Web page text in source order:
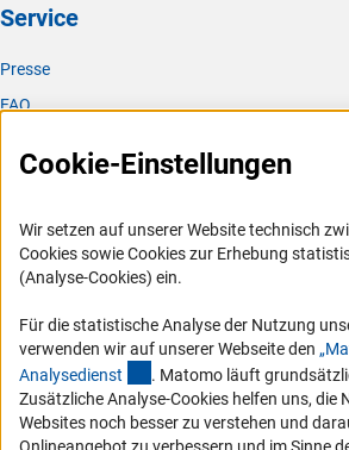
Service
Presse
FAQ
Logo und Corporate Design
Compliance
Vergabeverfahren
Barrierefreiheit
Service und Informationen für Menschen mit
Erklärung zur Barrierefreiheit
Barriere melden
Cookie-Einstellungen
Wir setzen auf unserer Website technisch
Cookies sowie Cookies zur Erhebung
(Analyse-Cookies) ein.
Für die statistische Analyse der Nutzung
verwenden wir auf unserer Webseite den
Analysedienst (externer Link)
. Matomo läuft
Zusätzliche Analyse-Cookies helfen uns, die
Websites noch besser zu verstehen und